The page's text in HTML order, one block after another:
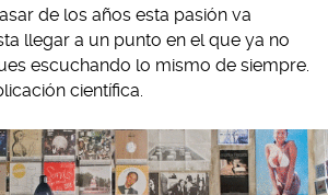
de los años esta pasión va
llegar a un punto en el que ya no
escuchando lo mismo de siempre.
científica.